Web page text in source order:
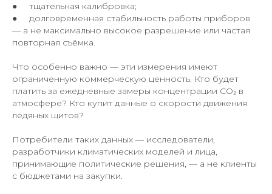
● тщательная калибровка;
● долговременная стабильность работы приборов
— а не максимально высокое разрешение или частая
повторная съёмка.
Что особенно важно — эти измерения имеют
ограниченную коммерческую ценность. Кто будет
платить за ежедневные замеры концентрации CO₂ в
атмосфере? Кто купит данные о скорости движения
ледяных щитов?
Потребители таких данных — исследователи,
разработчики климатических моделей и лица,
принимающие политические решения, — а не клиенты
с бюджетами на закупки.